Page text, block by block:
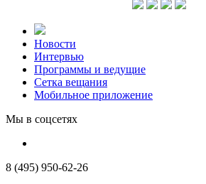
Новости
Интервью
Программы и ведущие
Сетка вещания
Мобильное приложение
Мы в соцсетях
8 (495) 950-62-26